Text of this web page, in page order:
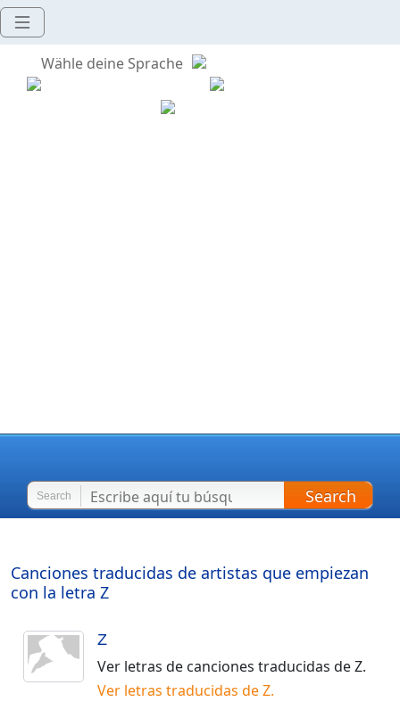
Wähle deine Sprache
Search Search
Canciones traducidas de artistas que empiezan
con la letra Z
Z
Ver letras de canciones traducidas deZ.
Ver letras traducidas deZ.